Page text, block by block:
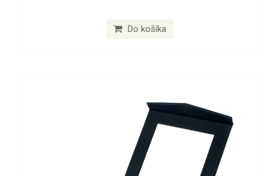
Do košíka